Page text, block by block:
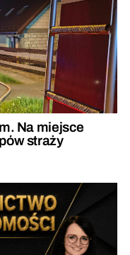
Na miejsce
straży